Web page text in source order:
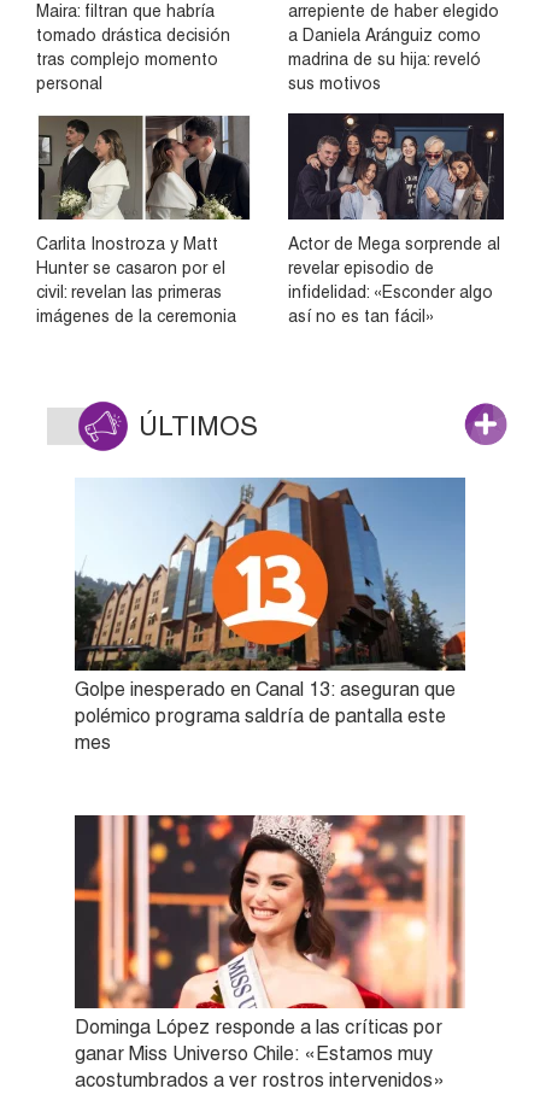
Maira: filtran que habría
tomado drástica decisión
tras complejo momento
personal
arrepiente de haber elegido
a Daniela Aránguiz como
madrina de su hija: reveló
sus motivos
Carlita Inostroza y Matt
Hunter se casaron por el
civil: revelan las primeras
imágenes de la ceremonia
Actor de Mega sorprende al
revelar episodio de
infidelidad: «Esconder algo
así no es tan fácil»
ÚLTIMOS
Golpe inesperado en Canal 13: aseguran que
polémico programa saldría de pantalla este
mes
Dominga López responde a las críticas por
ganar Miss Universo Chile: «Estamos muy
acostumbrados a ver rostros intervenidos»